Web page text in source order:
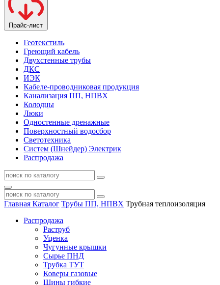
Прайс-лист
Геотекстиль
Греющий кабель
Двухстенные трубы
ДКС
ИЭК
Кабеле-проводниковая продукция
Канализация ПП, НПВХ
Колодцы
Люки
Одностенные дренажные
Поверхностный водосбор
Светотехника
Систем (Шнейдер) Электрик
Распродажа
Главная Каталог Трубы ПП, НПВХ Трубная теплоизоляция
Распродажа
Раструб
Уценка
Чугунные крышки
Сырье ПНД
Трубка ТУТ
Коверы газовые
Шины гибкие